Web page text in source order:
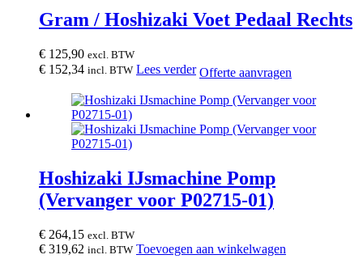
Gram / Hoshizaki Voet Pedaal Rechts
€ 125,90 excl. BTW
€ 152,34 incl. BTW Lees verder Offerte aanvragen
Hoshizaki IJsmachine Pomp
(Vervanger voor P02715-01)
€ 264,15 excl. BTW
€ 319,62 incl. BTW Toevoegen aan winkelwagen